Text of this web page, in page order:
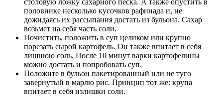
столовую ложку сахарного песка. А также опустить в
половнике несколько кусочков рафинада и, не
дожидаясь их рассыпания достать из бульона. Сахар
возьмет на себя часть соли.
Почистить, положить в суп целиком или крупно
порезать сырой картофель. Он также впитает в себя
лишнюю соль. После 10 минут варки картофелины
можно достать и попробовать суп.
Положите в бульон пакетированный или не туго
завернутый в марлю рис. Принцип тот же: крупа
впитает в себя излишки соли.